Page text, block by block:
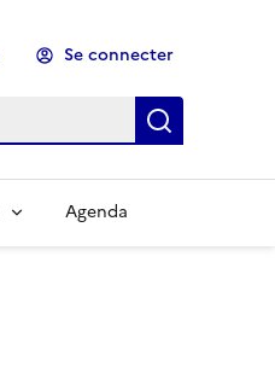
Se connecter
Agenda